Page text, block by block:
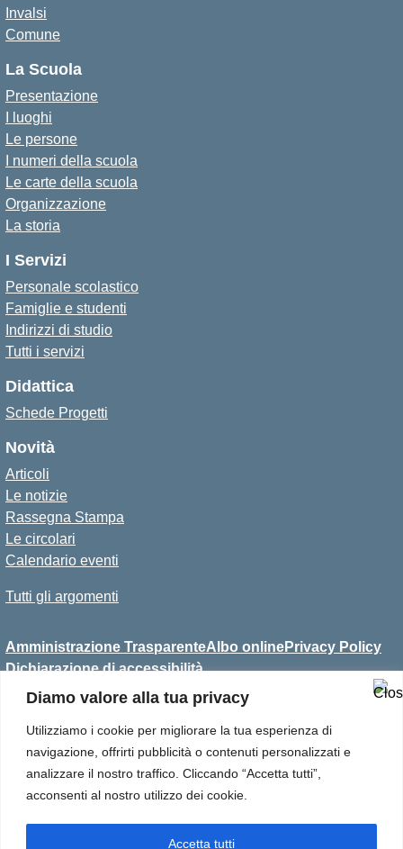
Diamo valore alla tua privacy
Utilizziamo i cookie per migliorare la tua esperienza di
navigazione, offrirti pubblicità o contenuti personalizzati e
analizzare il nostro traffico. Cliccando “Accetta tutti”,
acconsenti al nostro utilizzo dei cookie.
Accetta tutti
Invalsi
Comune
La Scuola
Presentazione
I luoghi
Le persone
I numeri della scuola
Le carte della scuola
Organizzazione
La storia
I Servizi
Personale scolastico
Famiglie e studenti
Indirizzi di studio
Tutti i servizi
Didattica
Schede Progetti
Novità
Articoli
Le notizie
Rassegna Stampa
Le circolari
Calendario eventi
Tutti gli argomenti
Amministrazione TrasparenteAlbo onlinePrivacy Policy
Dichiarazione di accessibilità
Convitto Statale per Sordi
Antonio Magarotto
Via C. Callegari, 6
35133 Padova